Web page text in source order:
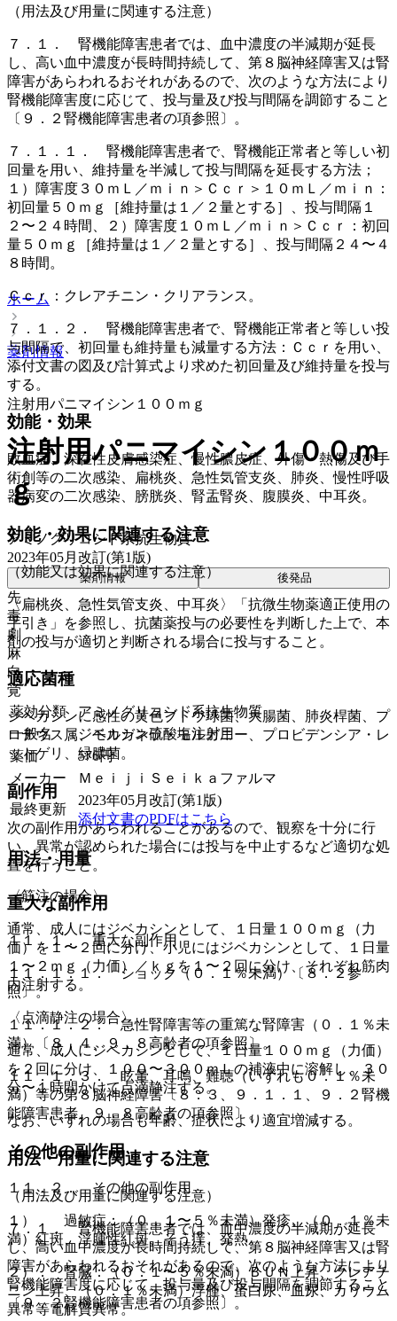
（用法及び用量に関連する注意）
７．１． 腎機能障害患者では、血中濃度の半減期が延長
し、高い血中濃度が長時間持続して、第８脳神経障害又は腎
障害があらわれるおそれがあるので、次のような方法により
腎機能障害度に応じて、投与量及び投与間隔を調節すること
〔９．２腎機能障害患者の項参照〕。
７．１．１． 腎機能障害患者で、腎機能正常者と等しい初
回量を用い、維持量を半減して投与間隔を延長する方法；
１）障害度３０ｍＬ／ｍｉｎ＞Ｃｃｒ＞１０ｍＬ／ｍｉｎ：
初回量５０ｍｇ［維持量は１／２量とする］、投与間隔１
２〜２４時間、２）障害度１０ｍＬ／ｍｉｎ＞Ｃｃｒ：初回
量５０ｍｇ［維持量は１／２量とする］、投与間隔２４〜４
８時間。
Ｃｃｒ：クレアチニン・クリアランス。
７．１．２． 腎機能障害患者で、腎機能正常者と等しい投
与間隔で、初回量も維持量も減量する方法：Ｃｃｒを用い、
添付文書の図及び計算式より求めた初回量及び維持量を投与
する。
効能・効果
敗血症、深在性皮膚感染症、慢性膿皮症、外傷・熱傷及び手
術創等の二次感染、扁桃炎、急性気管支炎、肺炎、慢性呼吸
器病変の二次感染、膀胱炎、腎盂腎炎、腹膜炎、中耳炎。
効能・効果に関連する注意
（効能又は効果に関連する注意）
〈扁桃炎、急性気管支炎、中耳炎〉「抗微生物薬適正使用の
手引き」を参照し、抗菌薬投与の必要性を判断した上で、本
剤の投与が適切と判断される場合に投与すること。
適応菌種
ジベカシンに感性の黄色ブドウ球菌、大腸菌、肺炎桿菌、プ
ロテウス属、モルガネラ・モルガニー、プロビデンシア・レ
ットゲリ、緑膿菌。
副作用
次の副作用があらわれることがあるので、観察を十分に行
い、異常が認められた場合には投与を中止するなど適切な処
置を行うこと。
重大な副作用
１１．１． 重大な副作用
１１．１．１． ショック（０．１％未満）〔８．２参
照〕。
１１．１．２． 急性腎障害等の重篤な腎障害（０．１％未
満）〔８．４、９．８高齢者の項参照〕。
１１．１．３． 眩暈、耳鳴、難聴（いずれも０．１％未
満）等の第８脳神経障害〔８．３、９．１．１、９．２腎機
能障害患者、９．８高齢者の項参照〕。
その他の副作用
１１．２． その他の副作用
１）． 過敏症：（０．１〜５％未満）発疹、（０．１％未
満）紅斑、浮腫性紅斑、そう痒、発熱。
２）． 腎臓：（０．１〜５％未満）ＢＵＮ上昇、クレアチ
ニン上昇、（０．１％未満）浮腫、蛋白尿、血尿、カリウム
異常等電解質異常。
ホーム
薬剤情報
注射用パニマイシン１００ｍｇ
注射用パニマイシン１００ｍ
ｇ
アミノグリコシド系抗生物質
2023年05月改訂(第1版)
薬剤情報 後発品
先
毒
劇
麻
向
覚
薬効分類
アミノグリコシド系抗生物質
一般名
ジベカシン硫酸塩注射用
薬価
576円
メーカー
ＭｅｉｊｉＳｅｉｋａファルマ
最終更新
2023年05月改訂(第1版)
添付文書のPDFはこちら
用法・用量
〈筋注の場合〉
通常、成人にはジベカシンとして、１日量１００ｍｇ（力
価）を１〜２回に分け、小児にはジベカシンとして、１日量
１〜２ｍｇ（力価）／ｋｇを１〜２回に分け、それぞれ筋肉
内注射する。
〈点滴静注の場合〉
通常、成人にジベカシンとして、１日量１００ｍｇ（力価）
を２回に分け、１００〜３００ｍＬの補液中に溶解し、３０
分〜１時間かけて点滴静注する。
なお、いずれの場合も年齢、症状により適宜増減する。
用法・用量に関連する注意
（用法及び用量に関連する注意）
７．１． 腎機能障害患者では、血中濃度の半減期が延長
し、高い血中濃度が長時間持続して、第８脳神経障害又は腎
障害があらわれるおそれがあるので、次のような方法により
腎機能障害度に応じて、投与量及び投与間隔を調節すること
〔９．２腎機能障害患者の項参照〕。